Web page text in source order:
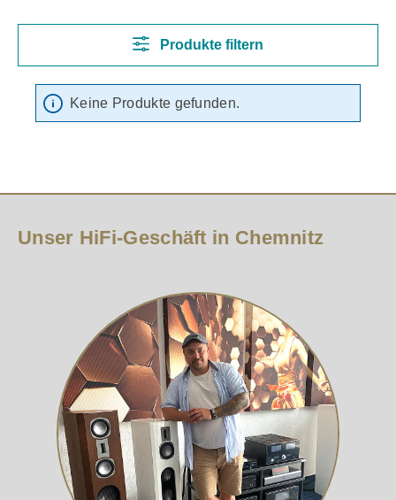
Produkte filtern
Keine Produkte gefunden.
Unser HiFi-Geschäft in Chemnitz